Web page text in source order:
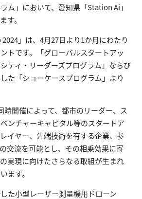
ム」において、愛知県「Station Ai」
す。
2024」は、4月27日より1か月にわたり
トです。「グローバルスタートアッ
ティ・リーダーズプログラム」ならび
た「ショーケースプログラム」より
時開催によって、都市のリーダー、ス
ンチャーキャピタル等のスタートア
イヤー、先端技術を有する企業、参
交流を可能とし、その相乗効果に寄
実現に向けたさらなる取組が生まれ
ます。
た小型レーザー測量機用ドローン